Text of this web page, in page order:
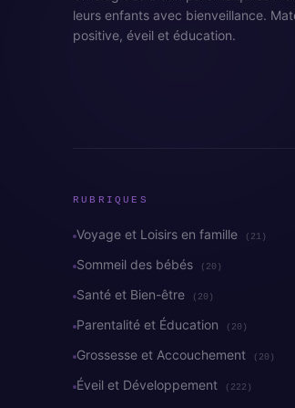
leurs enfants avec bienveillance.
positive, éveil et éducation.
RUBRIQUES
Voyage et Loisirs en famille (21)
Sommeil des bébés (20)
Santé et Bien-être (20)
Parentalité et Éducation (20)
Grossesse et Accouchement (20)
Éveil et Développement (222)